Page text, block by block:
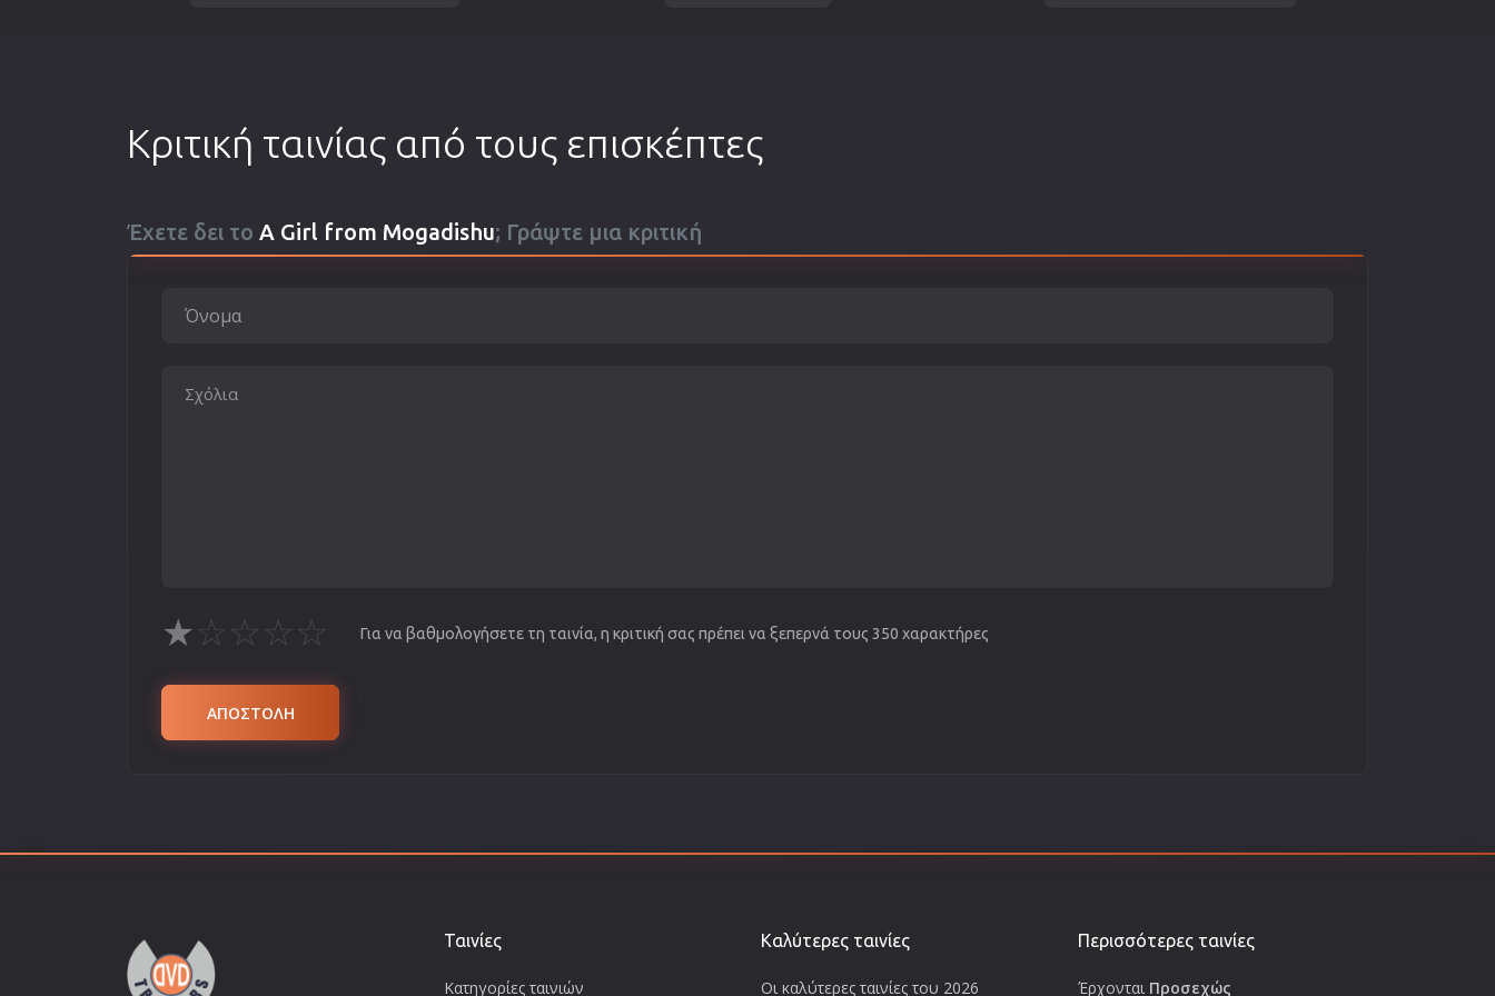
Κριτική ταινίας από τους επισκέπτες
Έχετε δει το A Girl from Mogadishu; Γράψτε μια κριτική
★☆☆☆☆ Για να βαθμολογήσετε τη ταινία, η κριτική σας πρέπει να ξεπερνά τους 350 χαρακτήρες
ΑΠΟΣΤΟΛΗ
Ταινίες
Κατηγορίες ταινιών
Καλύτερες ταινίες
Οι καλύτερες ταινίες του 2026
Περισσότερες ταινίες
Έρχονται Προσεχώς